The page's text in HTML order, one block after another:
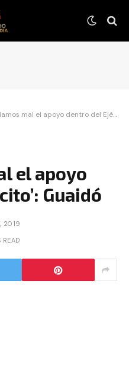
mal el apoyo dentro del Ejército’: Guaidó
el apoyo
Guaidó
2019
READ